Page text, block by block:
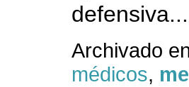
Archivado
médicos,